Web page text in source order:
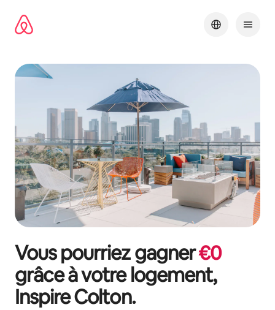
directement
Vous pourriez gagner€0
grâce à votre logement,
Inspire Colton.